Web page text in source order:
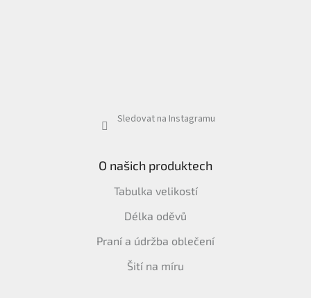
Sledovat na Instagramu
O našich produktech
Tabulka velikostí
Délka oděvů
Praní a údržba oblečení
Šití na míru